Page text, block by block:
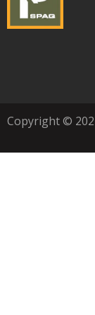
Copyright ©